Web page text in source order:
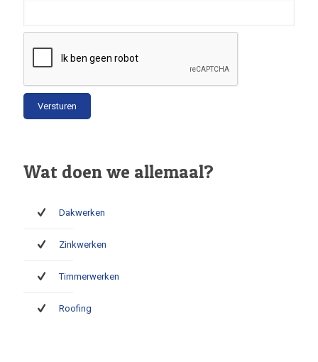
Wat doen we allemaal?
Dakwerken
Zinkwerken
Timmerwerken
Roofing